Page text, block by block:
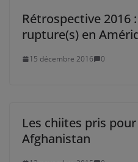
Rétrospective 2016
rupture(s) en
15 décembre 2016 0
Les chiites pris
Afghanistan